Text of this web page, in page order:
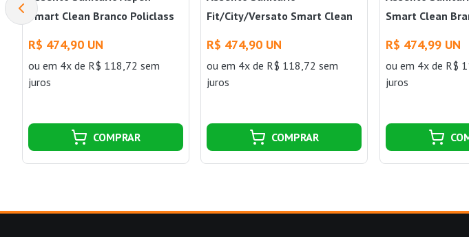
Smart Clean Branco Policlass
R$ 474,90 UN
ou em 4x de R$ 118,72 sem
juros
COMPRAR
Fit/City/Versato Smart Clean
R$ 474,90 UN
ouem 4x de R$ 118,72 sem
juros
COMPRAR
Smart Clean
R$ 474,99 UN
ou em 4x de R$
juros